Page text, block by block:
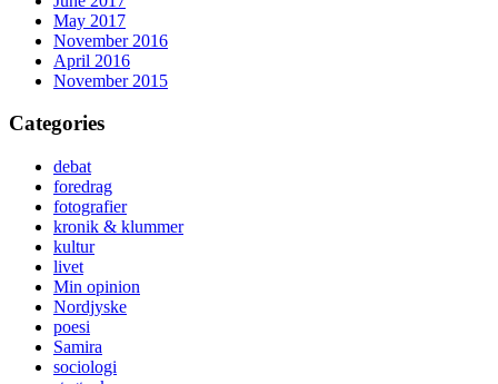
May 2017
November 2016
April 2016
November 2015
Categories
debat
foredrag
fotografier
kronik & klummer
kultur
livet
Min opinion
Nordjyske
poesi
Samira
sociologi